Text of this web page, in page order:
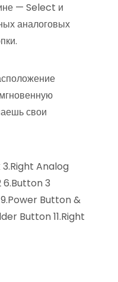
— Select и
аналоговых
свои
3.Right Analog
6.Button 3
Button &
Button 11.Right